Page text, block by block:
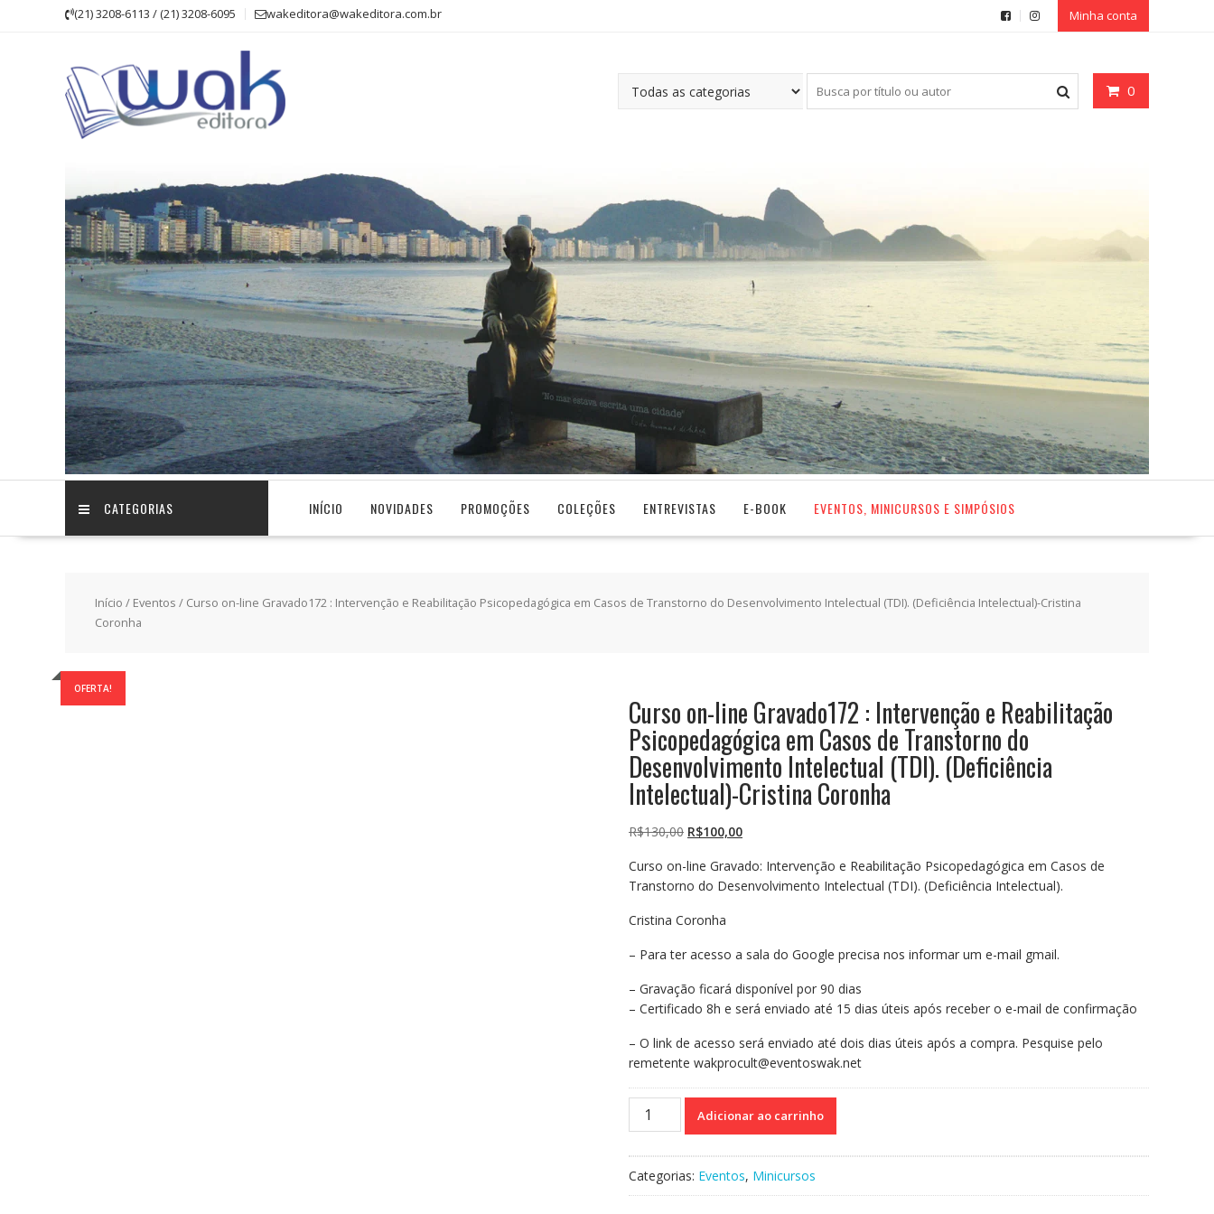
(21) 3208-6113 / (21) 3208-6095 wakeditora@wakeditora.com.br Minha conta
0
CATEGORIAS INÍCIO NOVIDADES PROMOÇÕES COLEÇÕES ENTREVISTAS E-BOOK EVENTOS, MINICURSOS E SIMPÓSIOS
Início / Eventos / Curso on-line Gravado172 : Intervenção e Reabilitação Psicopedagógica em Casos de Transtorno do Desenvolvimento Intelectual (TDI). (Deficiência Intelectual)-Cristina
Coronha
OFERTA!
Curso on-line Gravado172 : Intervenção e Reabilitação
Psicopedagógica em Casos de Transtorno do
Desenvolvimento Intelectual (TDI). (Deficiência
Intelectual)-Cristina Coronha
R$130,00 O
original
era:
R$100,00O
atual
é:
Curso on-line Gravado: Intervenção e Reabilitação Psicopedagógica em Casos de
Transtorno do Desenvolvimento Intelectual (TDI). (Deficiência Intelectual).
Cristina Coronha
– Para ter acesso a sala do Google precisa nos informar um e-mail gmail.
– Gravação ficará disponível por 90 dias
– Certificado 8h e será enviado até 15 dias úteis após receber o e-mail de confirmação
– O link de acesso será enviado até dois dias úteis após a compra. Pesquise pelo
remetente wakprocult@eventoswak.net
Curso
Adicionar ao carrinho
Categorias: Eventos, Minicursos